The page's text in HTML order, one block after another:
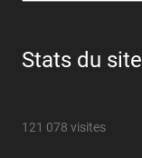
Stats du site
121 078 visites